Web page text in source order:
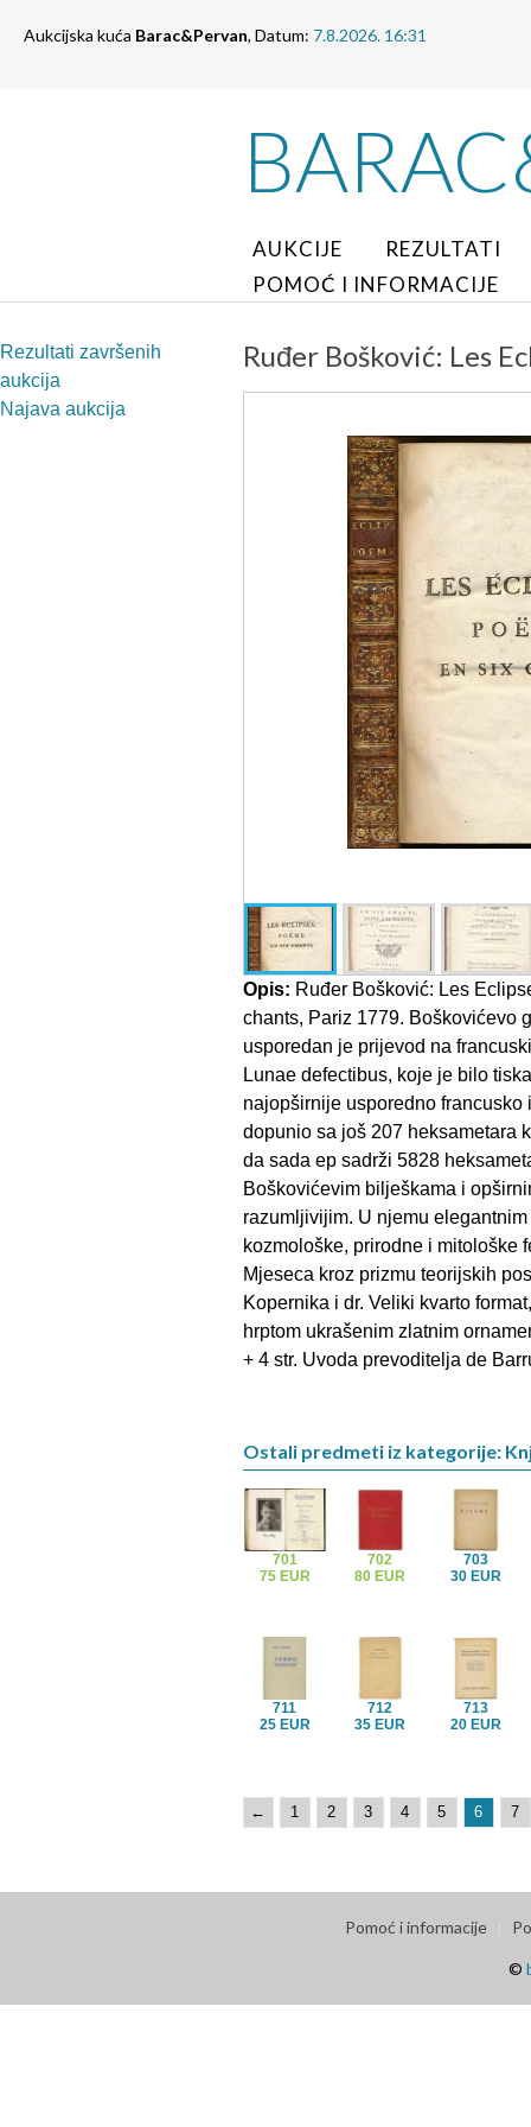
Aukcijska kuća Barac&Pervan, Datum: 7.8.2026. 16:31
AUKCIJE
REZULTATI
POMOĆ I INFORMACIJE
Rezultati završenih
aukcija
Najava aukcija
Ruđer Bošković: Les
Opis: Ruđer Bošković: Les
chants, Pariz 1779. Boškovićevo
usporedan je prijevod na
Lunae defectibus, koje je bilo
najopširnije usporedno
dopunio sa još 207 heksametara
da sada ep sadrži 5828
Boškovićevim bilješkama i
razumljivijim. U njemu
kozmološke, prirodne i mitološke
Mjeseca kroz prizmu teorijskih
Kopernika i dr. Veliki kvarto
hrptom ukrašenim zlatnim
+ 4 str. Uvoda prevoditelja de
Ostali predmeti iz kategorije:
701
75 EUR
702
80 EUR
703
30 EUR
711
25 EUR
712
35 EUR
713
20 EUR
← 1 2 3 4 5 6 7
Pomoć i informacije
©